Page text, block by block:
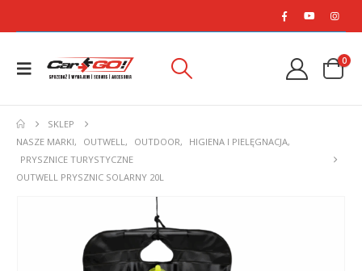
0
SKLEP
NASZE MARKI, OUTWELL, OUTDOOR, HIGIENA I PIELĘGNACJA,
PRYSZNICE TURYSTYCZNE
OUTWELL PRYSZNIC SOLARNY 20L